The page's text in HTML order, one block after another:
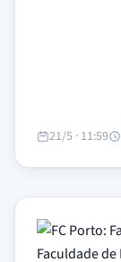
21/5 · 11:59